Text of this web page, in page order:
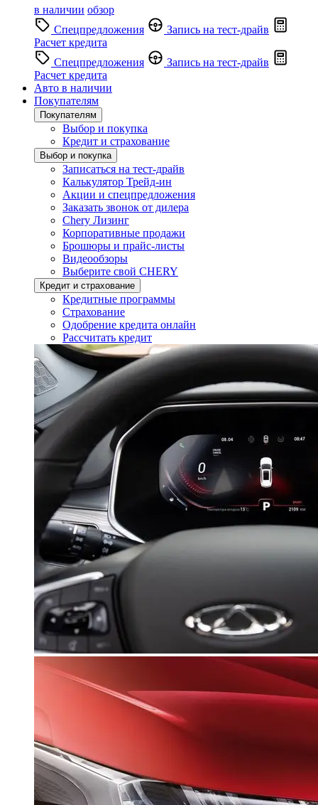
в наличии обзор
Спецпредложения
Запись на тест-драйв
Расчет кредита
Спецпредложения
Запись на тест-драйв
Расчет кредита
Авто в наличии
Покупателям
Покупателям
Выбор и покупка
Кредит и страхование
Выбор и покупка
Записаться на тест-драйв
Калькулятор Трейд-ин
Акции и спецпредложения
Заказать звонок от дилера
Chery Лизинг
Корпоративные продажи
Брошюры и прайс-листы
Видеообзоры
Выберите свой CHERY
Кредит и страхование
Кредитные программы
Страхование
Одобрение кредита онлайн
Рассчитать кредит